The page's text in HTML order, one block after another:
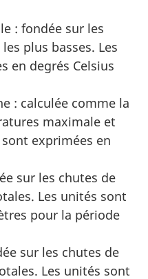
: fondée sur les
plus basses. Les
en degrés Celsius
: calculée comme la
maximale et
exprimées en
sur les chutes de
Les unités sont
pour la période
sur les chutes de
Les unités sont